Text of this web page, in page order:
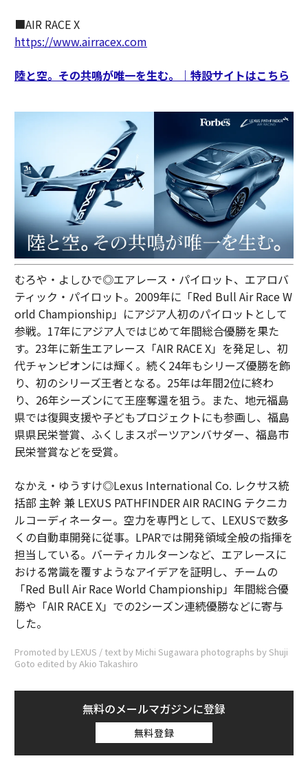
■AIR RACE X
https://www.airracex.com
陸と空。その共鳴が唯一を生む。｜特設サイトはこちら
むろや・よしひで◎エアレース・パイロット、エアロバ
ティック・パイロット。2009年に「Red Bull Air Race W
orld Championship」にアジア人初のパイロットとして
参戦。17年にアジア人ではじめて年間総合優勝を果た
す。23年に新生エアレース「AIR RACE X」を発足し、初
代チャンピオンには輝く。続く24年もシリーズ優勝を飾
り、初のシリーズ王者となる。25年は年間2位に終わ
り、26年シーズンにて王座奪還を狙う。また、地元福島
県では復興支援や子どもプロジェクトにも参画し、福島
県県民栄誉賞、ふくしまスポーツアンバサダー、福島市
民栄誉賞などを受賞。
なかえ・ゆうすけ◎Lexus International Co. レクサス統
括部 主幹 兼 LEXUS PATHFINDER AIR RACING テクニカ
ルコーディネーター。空力を専門として、LEXUSで数多
くの自動車開発に従事。LPARでは開発領域全般の指揮を
担当している。バーティカルターンなど、エアレースに
おける常識を覆すようなアイデアを証明し、チームの
「Red Bull Air Race World Championship」年間総合優
勝や「AIR RACE X」での2シーズン連続優勝などに寄与
した。
Promoted by LEXUS / text by Michi Sugawara photographs by Shuji
Goto edited by Akio Takashiro
無料のメールマガジンに登録
無料登録